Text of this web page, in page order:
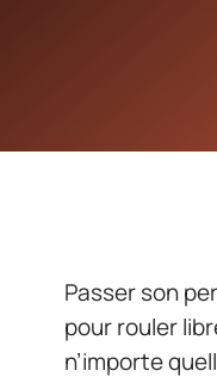
Passer son
pour rouler
n’importe